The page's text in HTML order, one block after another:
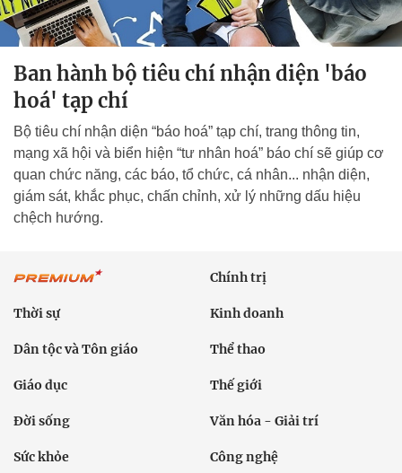
Ban hành bộ tiêu chí nhận diện 'báo
hoá' tạp chí
Bộ tiêu chí nhận diện “báo hoá” tạp chí, trang thông tin,
mạng xã hội và biển hiện “tư nhân hoá” báo chí sẽ giúp cơ
quan chức năng, các báo, tổ chức, cá nhân... nhận diện,
giám sát, khắc phục, chấn chỉnh, xử lý những dấu hiệu
chệch hướng.
Chính trị
Thời sự Kinh doanh
Dân tộc và Tôn giáo Thể thao
Giáo dục Thế giới
Đời sống Văn hóa - Giải trí
Sức khỏe Công nghệ